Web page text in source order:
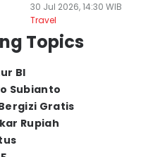
30 Jul 2026, 14:30 WIB
Travel
Topics
BI
Subianto
Gratis
Rupiah